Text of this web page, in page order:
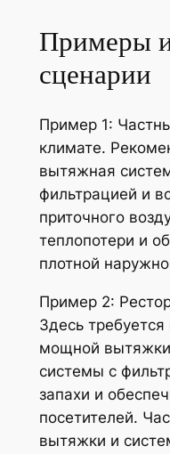
Примеры
сценарии
Пример 1:
климате.
вытяжная
фильтрацией и
приточного
теплопотери и
плотной
Пример 2:
Здесь
мощной вытяжки
системы с
запахи и
посетителей.
вытяжки и